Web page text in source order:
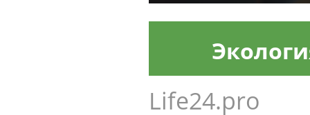
Life24.pro